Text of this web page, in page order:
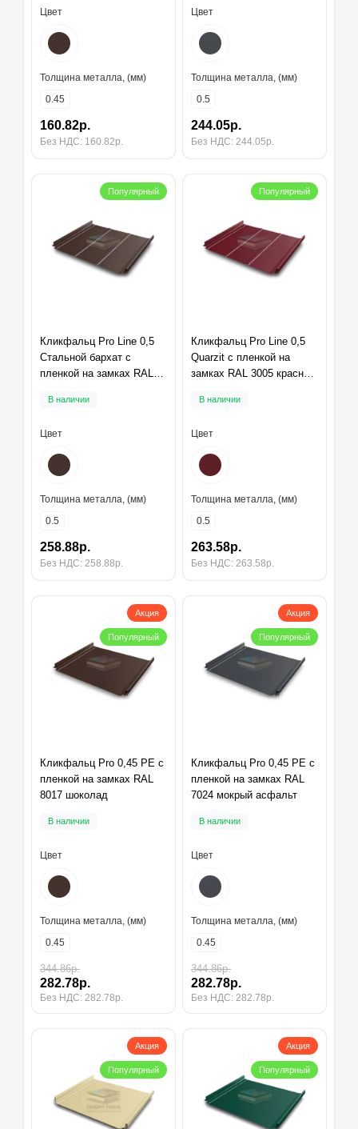
Цвет
Толщина металла, (мм)
0.45
160.82р.
Без НДС: 160.82р.
Цвет
Толщина металла, (мм)
0.5
244.05р.
Без НДС: 244.05р.
Популярный
Кликфальц Pro Line 0,5
Стальной бархат с
пленкой на замках RAL
В наличии
Цвет
Толщина металла, (мм)
0.5
258.88р.
Без НДС: 258.88р.
Популярный
Кликфальц Pro Line 0,5
Quarzit с пленкой на
замках RAL 3005 красное
В наличии
Цвет
Толщина металла, (мм)
0.5
263.58р.
Без НДС: 263.58р.
Акция
Популярный
Кликфальц Pro 0,45 PE с
пленкой на замках RAL
8017 шоколад
В наличии
Цвет
Толщина металла, (мм)
0.45
344.86р.
282.78р.
Без НДС: 282.78р.
Акция
Популярный
Кликфальц Pro 0,45 PE с
пленкой на замках RAL
7024 мокрый асфальт
В наличии
Цвет
Толщина металла, (мм)
0.45
344.86р.
282.78р.
Без НДС: 282.78р.
Акция
Популярный
Акция
Популярный